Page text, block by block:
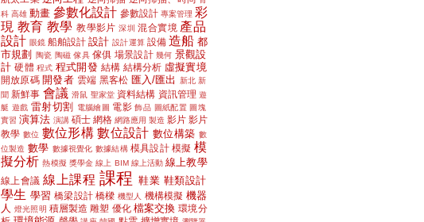
科 高雄 動畫 參數化設計 參數設計 專案管理 彩
現 教育 教學 教學影片 深圳 混合實境 產品
設計 眼鏡 船舶設計 設計 設計運算 設備 造船 都
市規劃
陶瓷 陶磁 傢具 傢俱 場景設計 幾何 景觀設
計 硬體 程式 程式開發 結構 結構分析 虛擬實境
開放原碼 開發者 雲端 黑客松 匯入/匯出 新北 新
聞 新鮮事 會議 滑鼠 聖家堂 資料結構 資訊管理 遊
艇 遊戲 雷射切割 電腦繪圖 電影 飾品 圖紙配置 圖塊
實習 演算法 演講 碩士 網格 網路應用 製造 影片 影片
教學 數位 數位形構 數位設計 數位構築 數
位製造 數學 數據視覺化 數據結構 模具設計 模擬 模
擬分析 熱模擬 獎學金 線上 BIM 線上活動 線上教學
線上會議 線上課程 課程 鞋業 鞋類設計
學生 學習 橋梁設計 橋樑 機型人 機構模擬 機器
人
燈光照明 積層製造 雕塑 優化 檔案交換 環境分